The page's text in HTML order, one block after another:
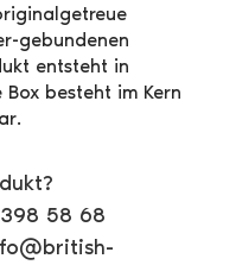
gebundenen
entsteht in
besteht im Kern
398 58 68